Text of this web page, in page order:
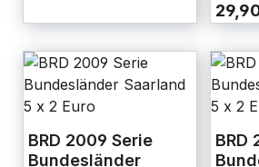
BRD 2009 Serie
Bundesländer
BRD